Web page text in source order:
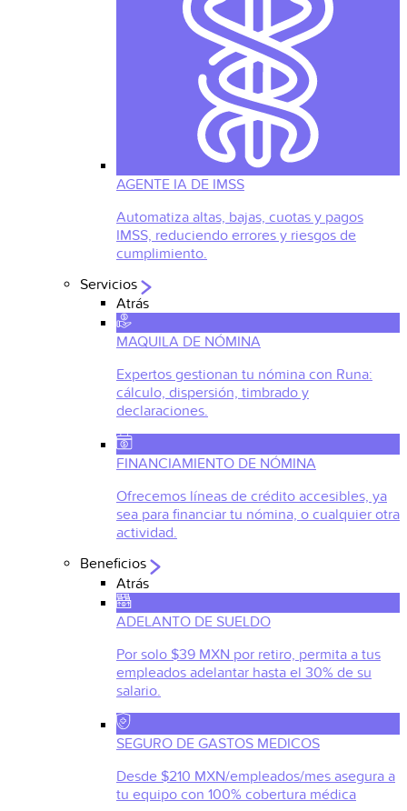
AGENTE IA DE IMSS
Automatiza altas, bajas, cuotas y pagos
IMSS, reduciendo errores y riesgos de
cumplimiento.
Servicios
Atrás
MAQUILA DE NÓMINA
Expertos gestionan tu nómina con Runa:
cálculo, dispersión, timbrado y
declaraciones.
FINANCIAMIENTO DE NÓMINA
Ofrecemos líneas de crédito accesibles, ya
sea para financiar tu nómina, o cualquier otra
actividad.
Beneficios
Atrás
ADELANTO DE SUELDO
Por solo $39 MXN por retiro, permita a tus
empleados adelantar hasta el 30% de su
salario.
SEGURO DE GASTOS MEDICOS
Desde $210 MXN/empleados/mes asegura a
tu equipo con 100% cobertura médica